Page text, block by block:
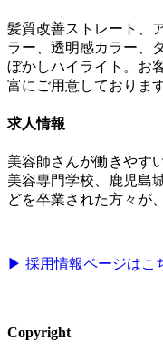
髪質改善ストレート、
ラー、透明感カラー、
ぼかしハイライト。お
富にご用意しております
求人情報
美容師さんが働きやす
美容専門学校、鹿児島
どを卒業された方々が
▶︎ 採用情報ページはこ
Copyright